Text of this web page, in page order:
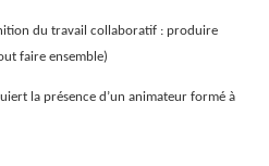
du travail collaboratif : produire
faire ensemble)
la présence d’un animateur formé à